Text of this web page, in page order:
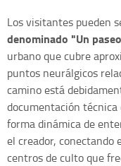
Los visitantes pueden
denominado "Un
urbano que cubre
puntos neurálgicos
camino está
documentación técnica
forma dinámica de
el creador, conectando
centros de culto que